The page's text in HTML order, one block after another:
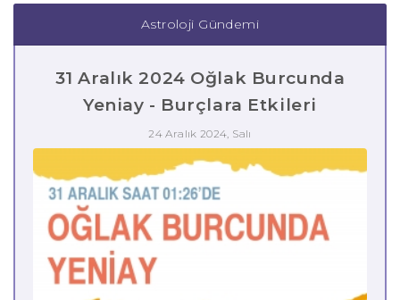
Astroloji Gündemi
31 Aralık 2024 Oğlak Burcunda
Yeniay - Burçlara Etkileri
24 Aralık 2024, Salı